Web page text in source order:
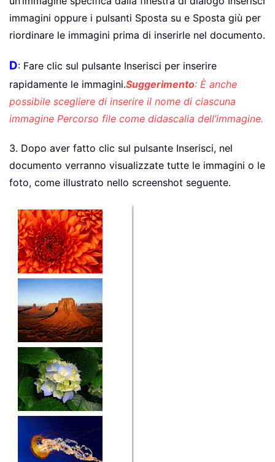
immagini oppure i pulsanti Sposta su e Sposta giù per
riordinare le immagini prima di inserirle nel documento.
D: Fare clic sul pulsante Inserisci per inserire
rapidamente le immagini.Suggerimento: È anche
possibile scegliere di inserire il nome di ciascuna
immagine Percorso file come didascalia dell’immagine.
3. Dopo aver fatto clic sul pulsante Inserisci, nel
documento verranno visualizzate tutte le immagini o le
foto, come illustrato nello screenshot seguente.